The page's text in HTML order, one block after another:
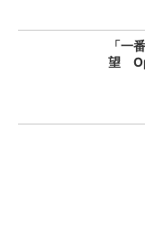
「一
望